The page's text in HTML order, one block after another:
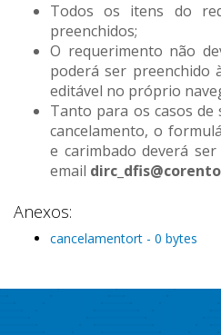
Todos os itens do
preenchidos;
O requerimento não
poderá ser preenchido
editável no próprio
Tanto para os casos
cancelamento, o
e carimbado deverá
email
Anexos:
cancelamentort - 0 bytes